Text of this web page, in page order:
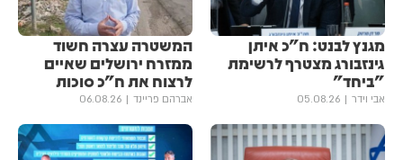
מגנץ לבנט: ח"כ איתן
גינזבורג מצטרף לרשימת
"ביחד"
אבי וידר 05.08.26
המשטרה עצרה חשוד
ממזרח ירושלים שאיים
לרצוח את ח"כ סוכות
אברהם פריינד 06.08.26